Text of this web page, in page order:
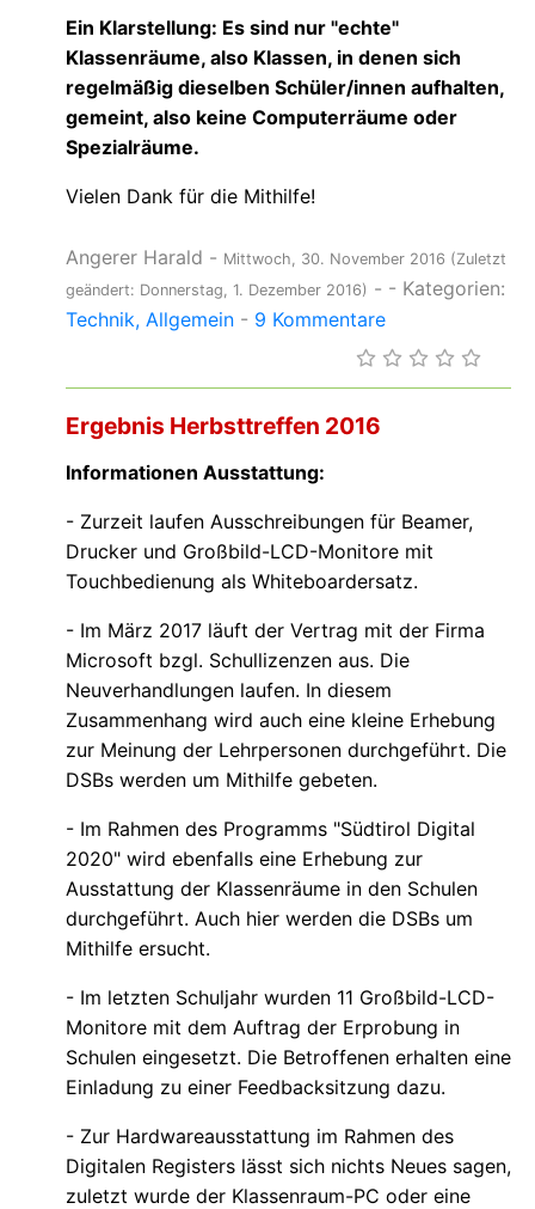
Ein Klarstellung: Es sind nur "echte"
Klassenräume, also Klassen, in denen sich
regelmäßig dieselben Schüler/innen aufhalten,
gemeint, also keine Computerräume oder
Spezialräume.
Vielen Dank für die Mithilfe!
Angerer Harald - Mittwoch, 30. November 2016 (Zuletzt
geändert: Donnerstag, 1. Dezember 2016) - - Kategorien:
Technik Allgemein - 9 Kommentare
Ergebnis Herbsttreffen 2016
Informationen Ausstattung:
- Zurzeit laufen Ausschreibungen für Beamer,
Drucker und Großbild-LCD-Monitore mit
Touchbedienung als Whiteboardersatz.
- Im März 2017 läuft der Vertrag mit der Firma
Microsoft bzgl. Schullizenzen aus. Die
Neuverhandlungen laufen. In diesem
Zusammenhang wird auch eine kleine Erhebung
zur Meinung der Lehrpersonen durchgeführt. Die
DSBs werden um Mithilfe gebeten.
- Im Rahmen des Programms "Südtirol Digital
2020" wird ebenfalls eine Erhebung zur
Ausstattung der Klassenräume in den Schulen
durchgeführt. Auch hier werden die DSBs um
Mithilfe ersucht.
- Im letzten Schuljahr wurden 11 Großbild-LCD-
Monitore mit dem Auftrag der Erprobung in
Schulen eingesetzt. Die Betroffenen erhalten eine
Einladung zu einer Feedbacksitzung dazu.
- Zur Hardwareausstattung im Rahmen des
Digitalen Registers lässt sich nichts Neues sagen,
zuletzt wurde der Klassenraum-PC oder eine